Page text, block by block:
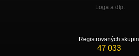
Loga a dtp.
Registrovaných skupin
47 033